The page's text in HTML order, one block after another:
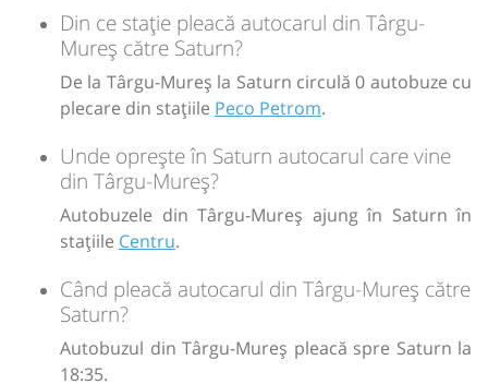
Afiseaza itinerariu
23:50 Aeroport Otopeni Terminal PLECARI/
DEPARTURES
Transbodare asigurată de operator.
00:30 Aeroport Otopeni Terminal SOSIRI /
ARRIVALS
MTP
AIRPORT
Dotări:
Afiseaza itinerariu
Din ce stație pleacă autocarul din Târgu-
Mureș către Saturn?
De la Târgu-Mureș la Saturn circulă 0 autobuze cu
plecare din stațiile Peco Petrom.
Unde oprește în Saturn autocarul care vine
din Târgu-Mureș?
Autobuzele din Târgu-Mureș ajung în Saturn în
stațiile Centru.
Când pleacă autocarul din Târgu-Mureș către
Saturn?
Autobuzul din Târgu-Mureș pleacă spre Saturn la
18:35.